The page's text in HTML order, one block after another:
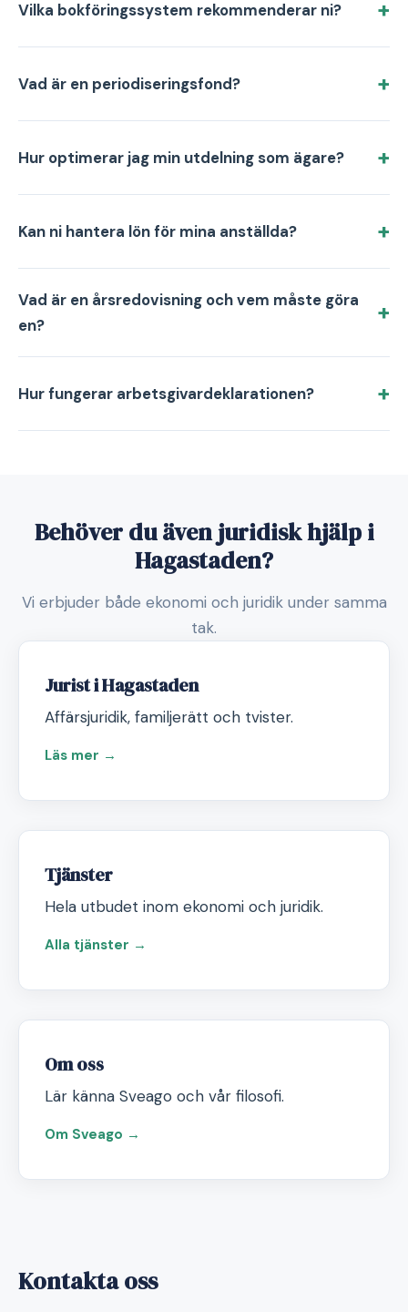
Vilka bokföringssystem rekommenderar ni?
Vad är en periodiseringsfond?
Hur optimerar jag min utdelning som ägare?
Kan ni hantera lön för mina anställda?
Vad är en årsredovisning och vem måste göra
en?
Hur fungerar arbetsgivardeklarationen?
Behöver du även juridisk hjälp i
Hagastaden?
Vi erbjuder både ekonomi och juridik under samma
tak.
Jurist i Hagastaden
Affärsjuridik, familjerätt och tvister.
Läs mer →
Tjänster
Hela utbudet inom ekonomi och juridik.
Alla tjänster →
Om oss
Lär känna Sveago och vår filosofi.
Om Sveago →
Kontakta oss